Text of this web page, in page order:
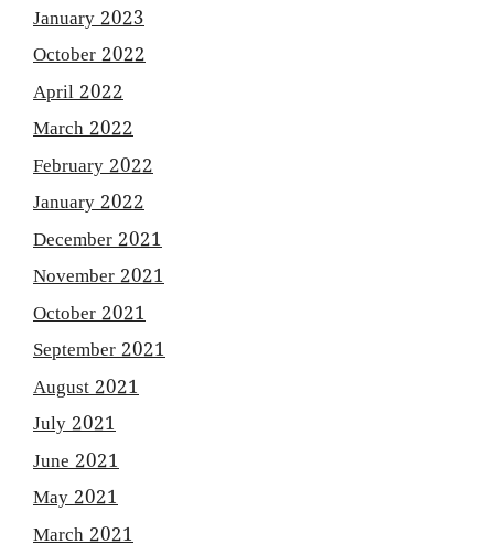
January 2023
October 2022
April 2022
March 2022
February 2022
January 2022
December 2021
November 2021
October 2021
September 2021
August 2021
July 2021
June 2021
May 2021
March 2021